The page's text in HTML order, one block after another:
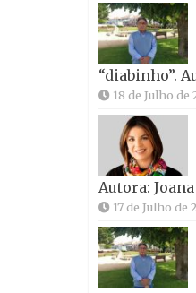
“diabinho”.
18 de Julho de
Autora:
17 de Julho de